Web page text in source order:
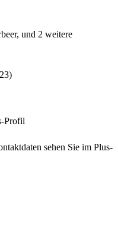
und 2 weitere
Profil
sehen Sie im Plus-